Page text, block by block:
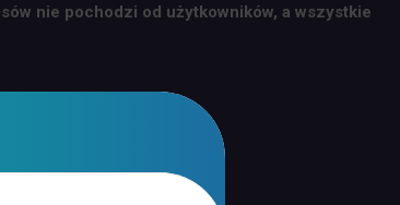
nie pochodzi od użytkowników, a wszystkie